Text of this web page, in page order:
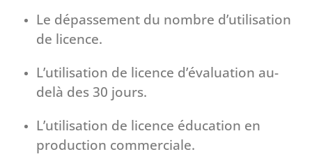
Le dépassement du nombre d’utilisation
de licence.
L’utilisation de licence d’évaluation au-
delà des 30 jours.
L’utilisation de licence éducation en
production commerciale.